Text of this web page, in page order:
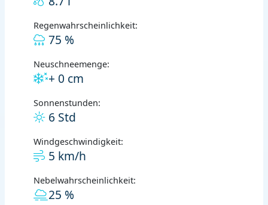
Regenwahrscheinlichkeit:
75 %
Neuschneemenge:
+ 0 cm
Sonnenstunden:
6 Std
Windgeschwindigkeit:
5 km/h
Nebelwahrscheinlichkeit:
25 %